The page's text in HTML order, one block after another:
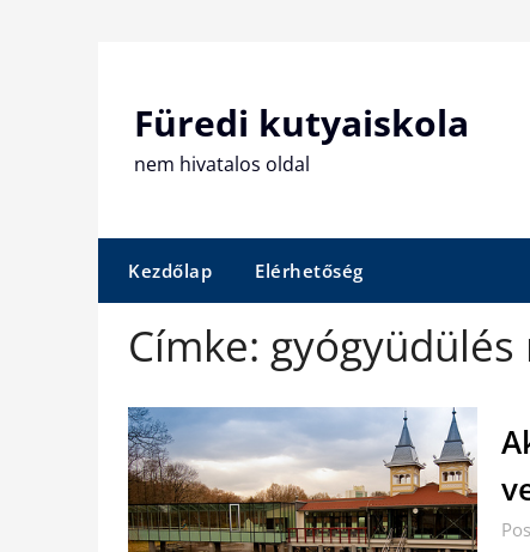
Füredi kutyaiskola
nem hivatalos oldal
Kezdőlap Elérhetőség
Címke: